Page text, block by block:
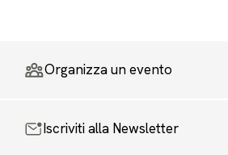
Organizza un evento
Iscriviti alla Newsletter